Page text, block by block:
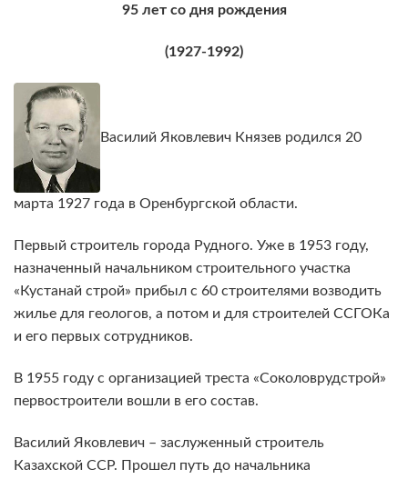
95 лет со дня рождения
(1927-1992)
Василий Яковлевич Князев родился 20
марта 1927 года в Оренбургской области.
Первый строитель города Рудного. Уже в 1953 году,
назначенный начальником строительного участка
«Кустанай строй» прибыл с 60 строителями возводить
жилье для геологов, а потом и для строителей ССГОКа
и его первых сотрудников.
В 1955 году с организацией треста «Соколоврудстрой»
первостроители вошли в его состав.
Василий Яковлевич – заслуженный строитель
Казахской ССР. Прошел путь до начальника